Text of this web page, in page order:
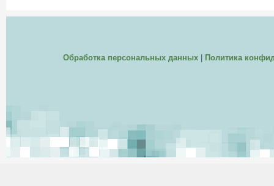
Обработка персональных данных| Политика